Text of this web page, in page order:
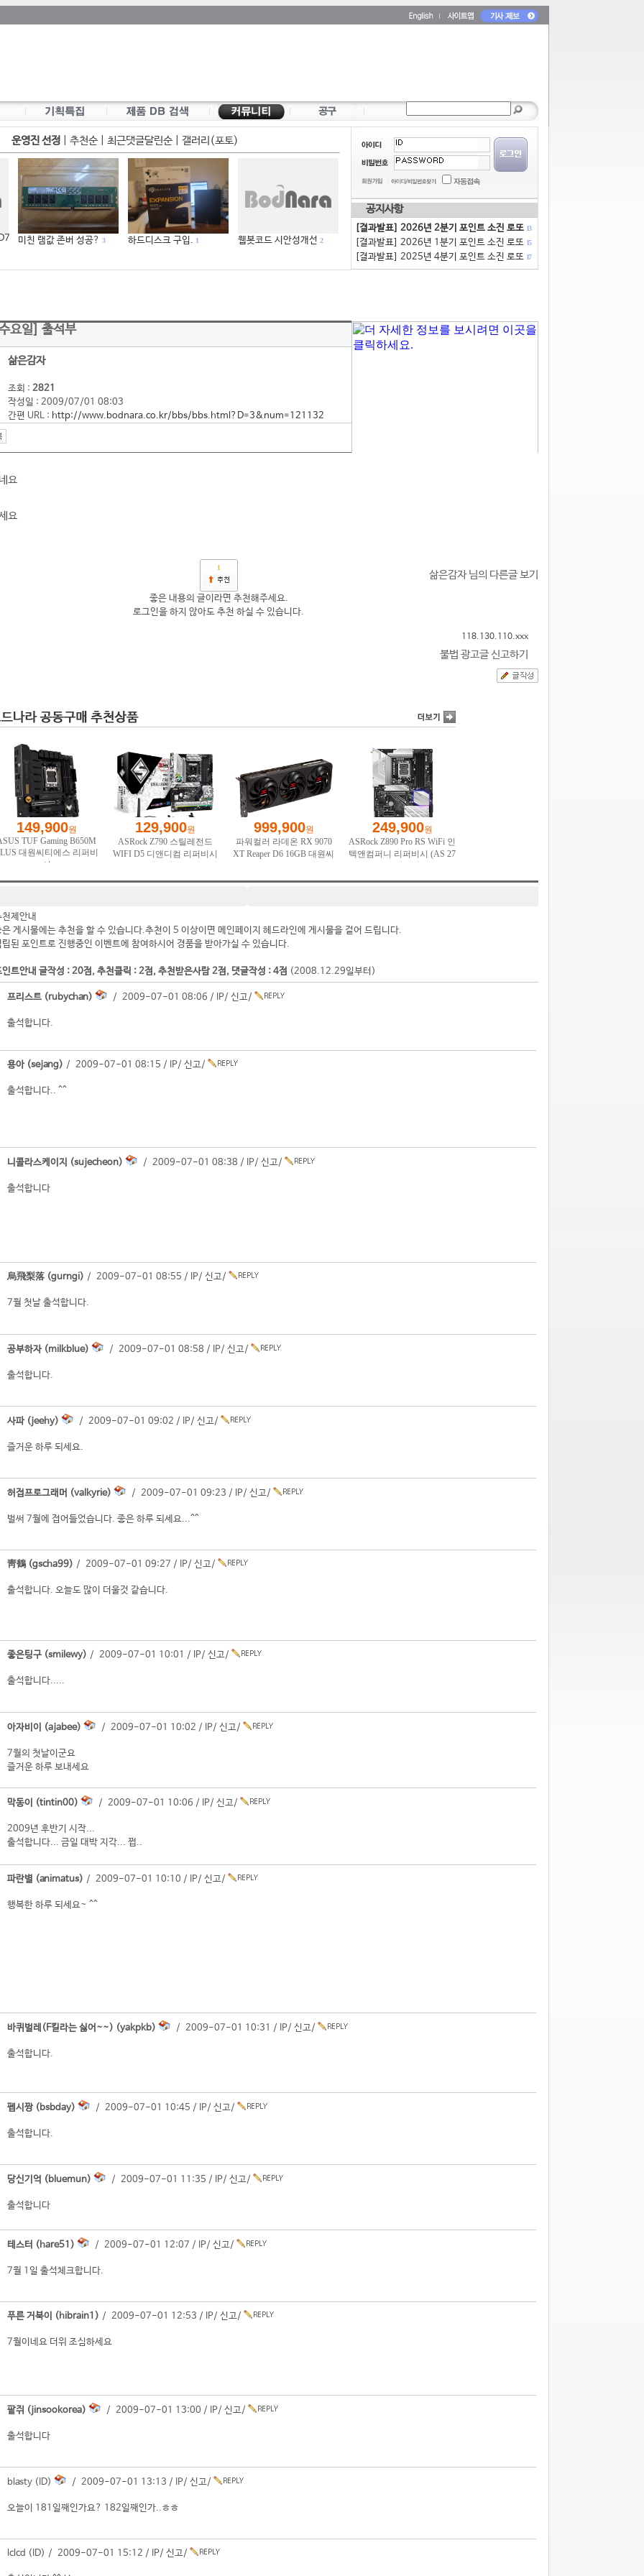
운영진 선정 추천순| 최근댓글달린순| 갤러리(포토)
미친 램값 존버 성공? 3 하드디스크 구입. 1 웹봇코드 시안성개선 2
공지사항
[결과발표] 2026년 2분기 포인트 소진 로또 13
[결과발표] 2026년 1분기 포인트 소진 로또 15
[결과발표] 2025년 4분기 포인트 소진 로또 17
요일] 출석부
삶은감자
조회 : 2821
작성일 : 2009/07/01 08:03
간편 URL : http://www.bodnara.co.kr/bbs/bbs.html?D=3&num=121132
요
요
1
삶은감자 님의 다른글 보기
좋은 내용의 글이라면 추천해주세요.
로그인을 하지 않아도 추천 하실 수 있습니다.
118.130.110.xxx
불법 광고글 신고하기
천제안내
은 게시물에는 추천을 할 수 있습니다.추천이 5 이상이면 메인페이지 헤드라인에 게시물을 걸어 드립니다.
립된 포인트로 진행중인 이벤트에 참여하시어 경품을 받아가실 수 있습니다.
인트안내 글작성 : 20점, 추천클릭 : 2점, 추천받은사람 2점, 댓글작성 : 4점 (2008.12.29일부터)
프리스트 (rubychan) / 2009-07-01 08:06 / IP/ 신고/
출석합니다.
용아 (sejang) / 2009-07-01 08:15 / IP/ 신고/
출석합니다.. ^^
니콜라스케이지 (sujecheon) / 2009-07-01 08:38 / IP/ 신고/
출석합니다
烏飛梨落 (gurngi) / 2009-07-01 08:55 / IP/ 신고/
7월 첫날 출석합니다.
공부하자 (milkblue) / 2009-07-01 08:58 / IP/ 신고/
출석합니다.
사파 (jeehy) / 2009-07-01 09:02 / IP/ 신고/
즐거운 하루 되세요.
허접프로그래머 (valkyrie) / 2009-07-01 09:23 / IP/ 신고/
벌써 7월에 접어들었습니다. 좋은 하루 되세요...^^
靑鶴 (gscha99) / 2009-07-01 09:27 / IP/ 신고/
출석합니다. 오늘도 많이 더울것 같습니다.
좋은팅구 (smilewy) / 2009-07-01 10:01 / IP/ 신고/
출석합니다.....
아자비이 (ajabee) / 2009-07-01 10:02 / IP/ 신고/
7월의 첫날이군요
즐거운 하루 보내세요
막동이 (tintin00) / 2009-07-01 10:06 / IP/ 신고/
2009년 후반기 시작...
출석합니다... 금일 대박 지각... 쩝..
파란별 (animatus) / 2009-07-01 10:10 / IP/ 신고/
행복한 하루 되세요~ ^^
바퀴벌레(F킬라는 싫어~~) (yakpkb) / 2009-07-01 10:31 / IP/ 신고/
출석합니다.
펩시짱 (bsbday) / 2009-07-01 10:45 / IP/ 신고/
출석합니다.
당신기억 (bluemun) / 2009-07-01 11:35 / IP/ 신고/
출석합니다
테스터 (hare51) / 2009-07-01 12:07 / IP/ 신고/
7월 1일 출석체크합니다.
푸른 거북이 (hibrain1) / 2009-07-01 12:53 / IP/ 신고/
7월이네요 더위 조심하세요
팥쥐 (jinsookorea) / 2009-07-01 13:00 / IP/ 신고/
출석합니다
blasty (ID) / 2009-07-01 13:13 / IP/ 신고/
오늘이 181일째인가요? 182일째인가..ㅎㅎ
lclcd (ID) / 2009-07-01 15:12 / IP/ 신고/